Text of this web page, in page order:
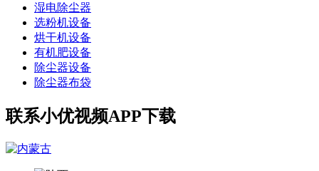
湿电除尘器
选粉机设备
烘干机设备
有机肥设备
除尘器设备
除尘器布袋
联系小优视频APP下载